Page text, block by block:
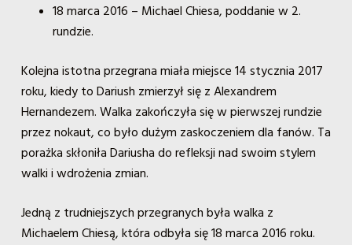
18 marca 2016 – Michael Chiesa, poddanie w 2.
rundzie.
Kolejna istotna przegrana miała miejsce 14 stycznia 2017
roku, kiedy to Dariush zmierzył się z Alexandrem
Hernandezem. Walka zakończyła się w pierwszej rundzie
przez nokaut, co było dużym zaskoczeniem dla fanów. Ta
porażka skłoniła Dariusha do refleksji nad swoim stylem
walki i wdrożenia zmian.
Jedną z trudniejszych przegranych była walka z
Michaelem Chiesą, która odbyła się 18 marca 2016 roku.